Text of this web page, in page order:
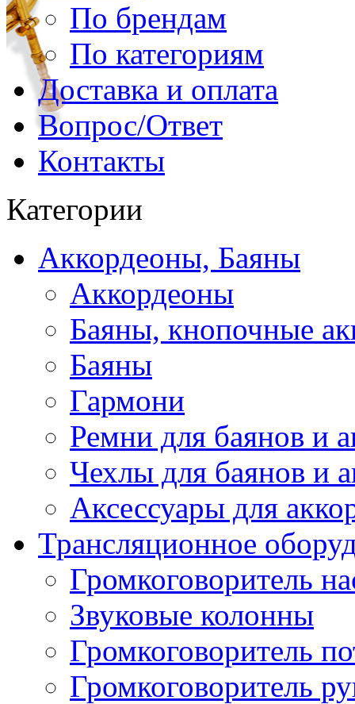
По брендам
По категориям
Доставка и оплата
Вопрос/Ответ
Контакты
Категории
Аккордеоны, Баяны
Аккордеоны
Баяны, кнопочные
Баяны
Гармони
Ремни для баянов и
Чехлы для баянов и
Аксессуары для
Трансляционное
Громкоговоритель
Звуковые колонны
Громкоговоритель
Громкоговоритель